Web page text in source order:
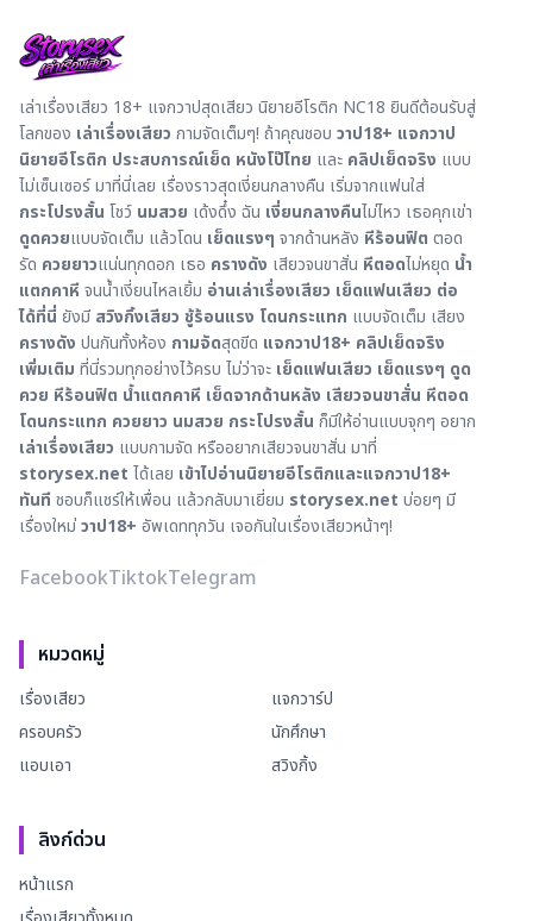
เล่าเรื่องเสียว 18+ แจกวาปสุดเสียว นิยายอีโรติก NC18 ยินดีต้อนรับสู่
โลกของ เล่าเรื่องเสียว กามจัดเต็มๆ! ถ้าคุณชอบ วาป18+ แจกวาป
นิยายอีโรติก ประสบการณ์เย็ด หนังโป๊ไทย และ คลิปเย็ดจริง แบบ
ไม่เซ็นเซอร์ มาที่นี่เลย เรื่องราวสุดเงี่ยนกลางคืน เริ่มจากแฟนใส่
กระโปรงสั้น โชว์ นมสวย เด้งดึ๋ง ฉัน เงี่ยนกลางคืนไม่ไหว เธอคุกเข่า
ดูดควยแบบจัดเต็ม แล้วโดน เย็ดแรงๆ จากด้านหลัง หีร้อนฟิต ตอด
รัด ควยยาวแน่นทุกดอก เธอ ครางดัง เสียวจนขาสั่น หีตอดไม่หยุด น้ำ
แตกคาหี จนน้ำเงี่ยนไหลเยิ้ม อ่านเล่าเรื่องเสียว เย็ดแฟนเสียว ต่อ
ได้ที่นี่ ยังมี สวิงกิ้งเสียว ชู้ร้อนแรง โดนกระแทก แบบจัดเต็ม เสียง
ครางดัง ปนกันทั้งห้อง กามจัดสุดขีด แจกวาป18+ คลิปเย็ดจริง
เพิ่มเติม ที่นี่รวมทุกอย่างไว้ครบ ไม่ว่าจะ เย็ดแฟนเสียว เย็ดแรงๆ ดูด
ควย หีร้อนฟิต น้ำแตกคาหี เย็ดจากด้านหลัง เสียวจนขาสั่น หีตอด
โดนกระแทก ควยยาว นมสวย กระโปรงสั้น ก็มีให้อ่านแบบจุกๆ อยาก
เล่าเรื่องเสียว แบบกามจัด หรืออยากเสียวจนขาสั่น มาที่
storysex.net ได้เลย เข้าไปอ่านนิยายอีโรติกและแจกวาป18+
ทันที ชอบก็แชร์ให้เพื่อน แล้วกลับมาเยี่ยม storysex.net บ่อยๆ มี
เรื่องใหม่วาป18+ อัพเดททุกวัน เจอกันในเรื่องเสียวหน้าๆ!
FacebookTiktokTelegram
หมวดหมู่
เรื่องเสียว
แจกวาร์ป
ครอบครัว
นักศึกษา
แอบเอา
สวิงกิ้ง
ลิงก์ด่วน
หน้าแรก